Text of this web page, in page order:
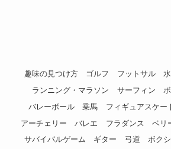
趣味の見つけ方 ゴルフ フットサル
ランニング・マラソン
サーフィン
バレーボール
乗馬 フィギュアスケー
アーチェリー
バレエ フラダンス ベリ
サバイバルゲーム
ギター 弓道 ボク